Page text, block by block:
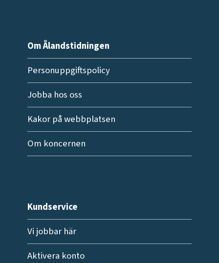
Om Ålandstidningen
Personuppgiftspolicy
Jobba hos oss
Kakor på webbplatsen
Om koncernen
Kundservice
Vi jobbar här
Aktivera konto